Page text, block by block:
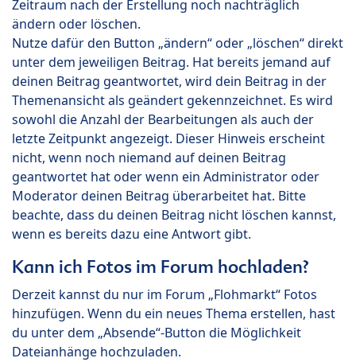
Zeitraum nach der Erstellung noch nachträglich
ändern oder löschen.
Nutze dafür den Button „ändern“ oder „löschen“ direkt
unter dem jeweiligen Beitrag. Hat bereits jemand auf
deinen Beitrag geantwortet, wird dein Beitrag in der
Themenansicht als geändert gekennzeichnet. Es wird
sowohl die Anzahl der Bearbeitungen als auch der
letzte Zeitpunkt angezeigt. Dieser Hinweis erscheint
nicht, wenn noch niemand auf deinen Beitrag
geantwortet hat oder wenn ein Administrator oder
Moderator deinen Beitrag überarbeitet hat. Bitte
beachte, dass du deinen Beitrag nicht löschen kannst,
wenn es bereits dazu eine Antwort gibt.
Kann ich Fotos im Forum hochladen?
Derzeit kannst du nur im Forum „Flohmarkt“ Fotos
hinzufügen. Wenn du ein neues Thema erstellen, hast
du unter dem „Absende“-Button die Möglichkeit
Dateianhänge hochzuladen.